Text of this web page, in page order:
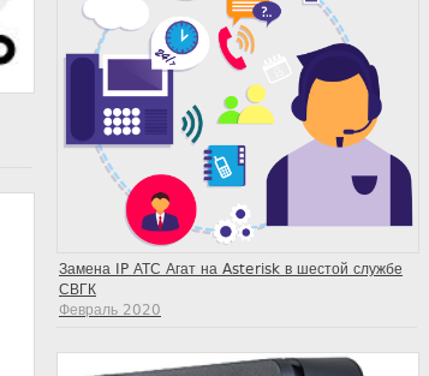
Замена IP АТС Агат на Asterisk в шестой службе
СВГК
Февраль 2020